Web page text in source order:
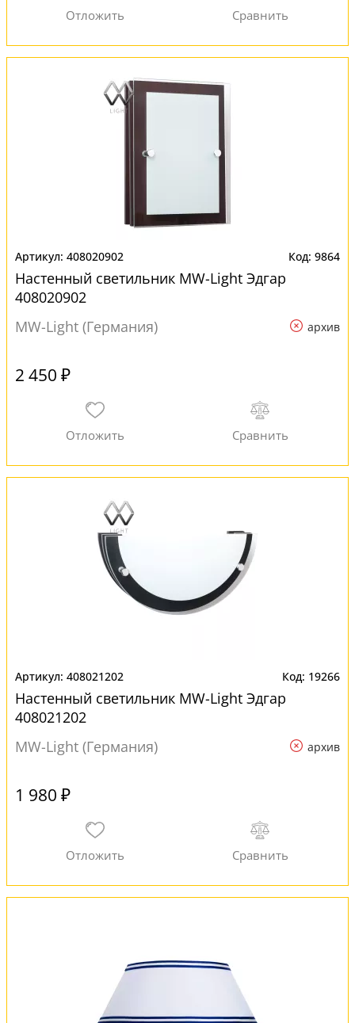
408020902 9864
Настенный светильник MW-Light Эдгар
408020902
MW-Light (Германия)
архив
2 450 ₽
408021202 19266
Настенный светильник MW-Light Эдгар
408021202
MW-Light (Германия)
архив
1 980 ₽